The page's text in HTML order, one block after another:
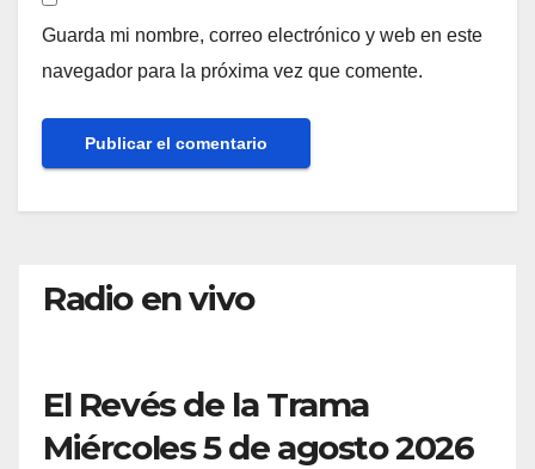
Guarda mi nombre, correo electrónico y web en este
navegador para la próxima vez que comente.
Radio en vivo
El Revés de la Trama
Miércoles 5 de agosto 2026